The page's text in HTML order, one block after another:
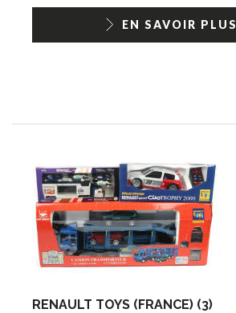
EN SAVOIR PLUS
RENAULT TOYS (FRANCE) (3)